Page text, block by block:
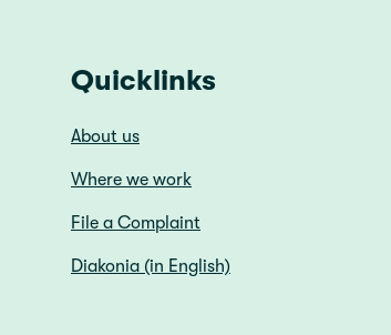
Quicklinks
About us
Where we work
File a Complaint
Diakonia (in English)